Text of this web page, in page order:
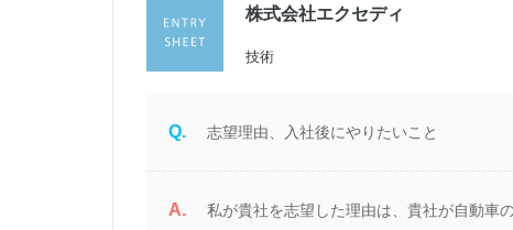
株式会社エクセディ
技術
Q. 志望理由、入社後にやりたいこと
A.
私が貴社を志望した理由は、貴社が自動車